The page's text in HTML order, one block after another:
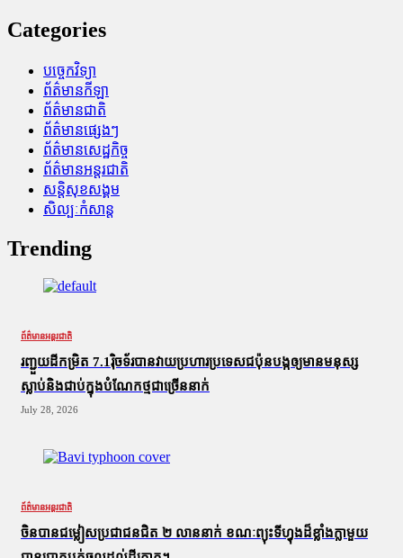
Categories
បច្ចេកវិទ្យា
ព័ត៌មានកីឡា
ព័ត៌មានជាតិ
ព័ត៌មានផ្សេងៗ
ព័ត៌មានសេដ្ឋកិច្ច
ព័ត៌មានអន្តរជាតិ
សន្តិសុខសង្គម
សិល្បៈកំសាន្ត
Trending
ព័ត៌មានអន្តរជាតិ
រញ្ជួយដីកម្រិត​ 7.1រ៉ិចទ័របានវាយប្រហារប្រទេសជប៉ុនបង្កឲ្យមានមនុស្ស
ស្លាប់​និង​ជាប់ក្នុងបំណែកថ្មជាច្រើននាក់
July 28, 2026
ព័ត៌មានអន្តរជាតិ
ចិនបានជម្លៀសប្រជាជនជិត ២ លាននាក់ ខណៈព្យុះទីហ្វុងដ៏ខ្លាំងក្លាមួយ